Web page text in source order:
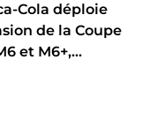
Cola déploie
de la Coupe
et M6+,…